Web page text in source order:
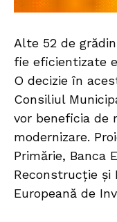
Alte 52 de
fie eficientizate
O decizie în
Consiliul
vor beneficia de
modernizare.
Primărie, Banca
Reconstrucție și
Europeană de